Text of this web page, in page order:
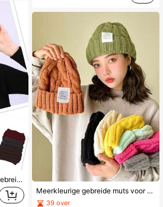
1 stuk effen gebreide muts, gebreide haarband voor dames voor herfst/winter, brede haarband voor gezichtsreiniging, open bovenkant paardenstaart wollen muts
Meerkleurige gebreide muts voor dames, casual en elegant, vintage bohemienstijl, warm en winddicht, acrylvezel, geschikt voor herfst en winter
39 over